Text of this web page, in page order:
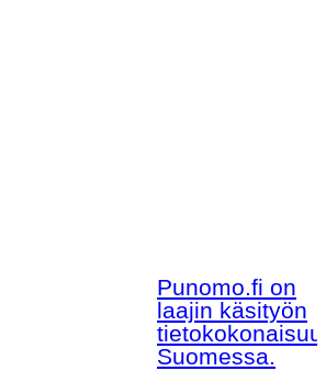
Punomo.fi on
laajin käsityön
Suomessa.